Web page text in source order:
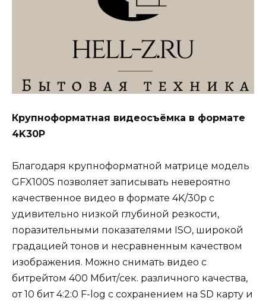
Крупноформатная видеосъёмка в формате
4K30P
Благодаря крупноформатной матрице модель
GFX100S позволяет записывать невероятно
качественное видео в формате 4K/30p с
удивительно низкой глубиной резкости,
поразительными показателями ISO, широкой
градацией тонов и несравненным качеством
изображения. Можно снимать видео с
битрейтом 400 Мбит/сек. различного качества,
от 10 бит 4:2:0 F-log с сохранением на SD карту и